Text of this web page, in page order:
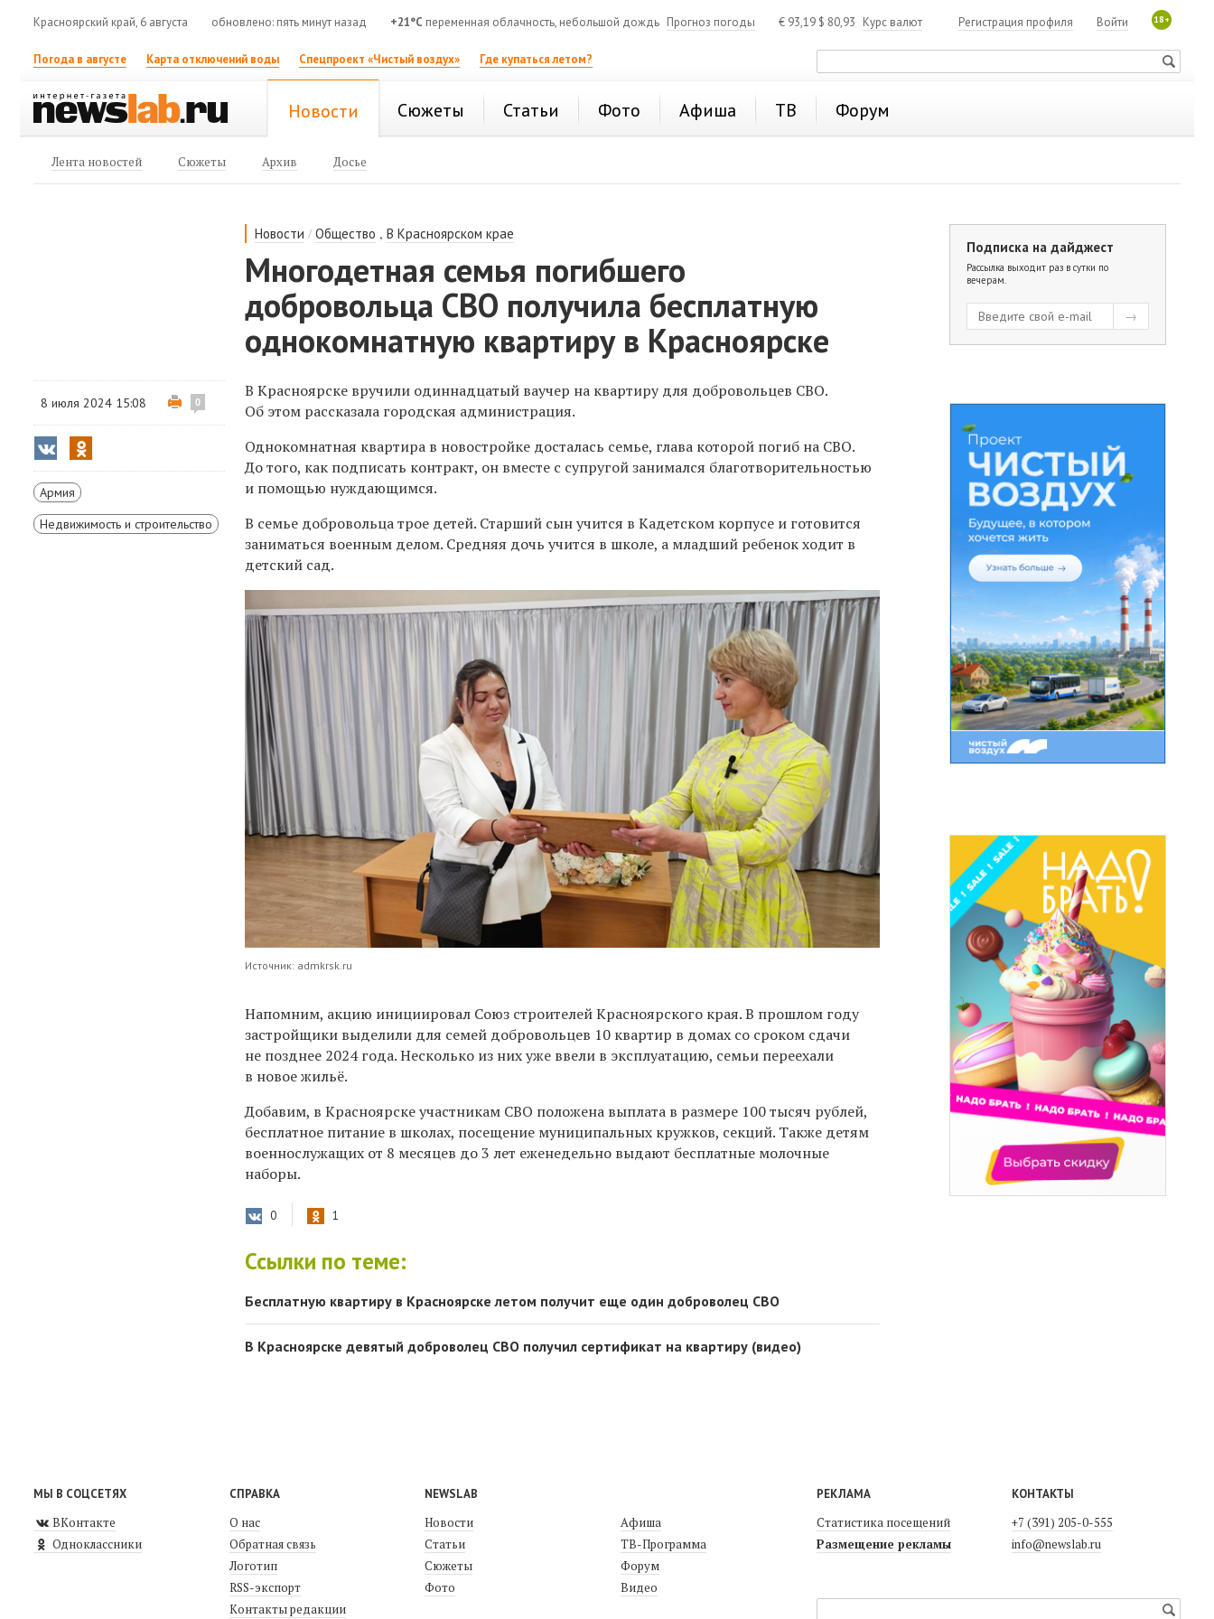
Красноярский край, 6 августа обновлено: пять минут назад +21°C переменная облачность, небольшой дождь Прогноз погоды € 93,19 $ 80,93 Курс валют 18+
Войти
Регистрация профиля
Погода в августе Карта отключений воды Спецпроект «Чистый воздух» Где купаться летом?
Новости Сюжеты Статьи Фото Афиша ТВ Форум
Лента новостей Сюжеты Архив Досье
Новости /Общество ,В Красноярском крае
Многодетная семья погибшего
добровольца СВО получила бесплатную
однокомнатную квартиру в Красноярске
8 июля 2024 15:08 0
Армия
Недвижимость и строительство
В Красноярске вручили одиннадцатый ваучер на квартиру для добровольцев СВО.
Об этом рассказала городская администрация.
Однокомнатная квартира в новостройке досталась семье, глава которой погиб на СВО.
До того, как подписать контракт, он вместе с супругой занимался благотворительностью
и помощью нуждающимся.
В семье добровольца трое детей. Старший сын учится в Кадетском корпусе и готовится
заниматься военным делом. Средняя дочь учится в школе, а младший ребенок ходит в
детский сад.
Источник: admkrsk.ru
​Напомним, акцию инициировал Союз строителей Красноярского края. В прошлом году
застройщики выделили для семей добровольцев 10 квартир в домах со сроком сдачи
не позднее 2024 года. Несколько из них уже ввели в эксплуатацию, семьи переехали
в новое жильё.
Добавим, в Красноярске участникам СВО положена выплата в размере 100 тысяч рублей,
бесплатное питание в школах, посещение муниципальных кружков, секций. Также детям
военнослужащих от 8 месяцев до 3 лет еженедельно выдают бесплатные молочные
наборы.
0 1
Ссылки по теме:
Бесплатную квартиру в Красноярске летом получит еще один доброволец СВО
В Красноярске девятый доброволец СВО получил сертификат на квартиру (видео)
Подписка на дайджест
Рассылка выходит раз в сутки по
вечерам.
МЫ В СОЦСЕТЯХ
ВКонтакте
Одноклассники
СПРАВКА
О нас
Обратная связь
Логотип
RSS-экспорт
Контакты редакции
NEWSLAB
Новости
Статьи
Сюжеты
Фото
Афиша
ТВ-Программа
Форум
Видео
РЕКЛАМА
Статистика посещений
Размещение рекламы
КОНТАКТЫ
+7 (391) 205-0-555
info@newslab.ru